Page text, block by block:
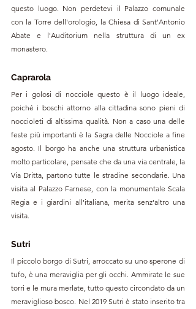
questo luogo. Non perdetevi il Palazzo comunale
con la Torre dell'orologio, la Chiesa di Sant'Antonio
Abate e l'Auditorium nella struttura di un ex
monastero.
Caprarola
Per i golosi di nocciole questo è il luogo ideale,
poiché i boschi attorno alla cittadina sono pieni di
noccioleti di altissima qualità. Non a caso una delle
feste più importanti è la Sagra delle Nocciole​ a fine
agosto. Il borgo ha anche una struttura urbanistica
molto particolare, pensate che da una via centrale, la
Via Dritta, partono tutte le stradine secondarie. Una
visita al Palazzo Farnese, con la monumentale Scala
Regia e i giardini all'italiana, merita senz'altro una
visita.
Sutri
Il piccolo borgo di Sutri, arroccato su uno sperone di
tufo, è una meraviglia per gli occhi. Ammirate le sue
torri e le mura merlate, tutto questo circondato da un
meraviglioso bosco. Nel 2019 Sutri è stato inserito tra